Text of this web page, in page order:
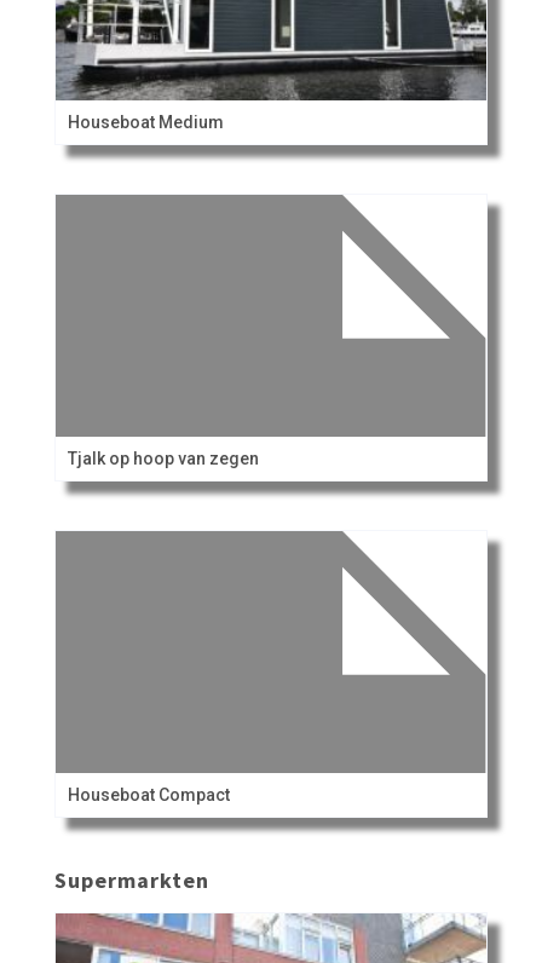
Houseboat Medium
Tjalk op hoop van zegen
Houseboat Compact
Supermarkten